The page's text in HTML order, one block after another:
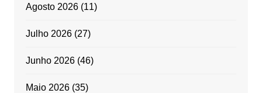
Agosto 2026(11)
Julho 2026(27)
Junho 2026(46)
Maio 2026(35)